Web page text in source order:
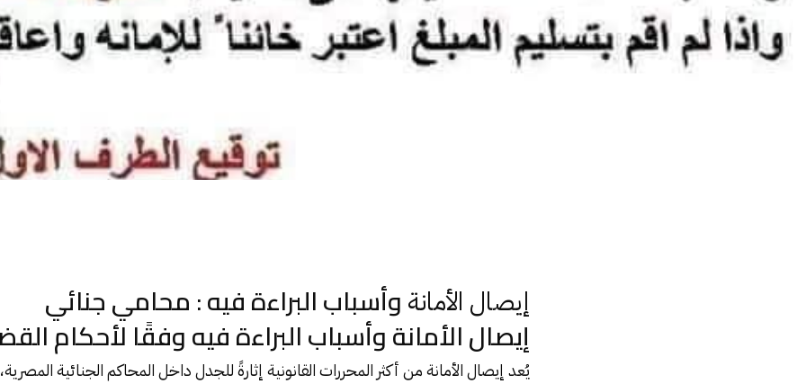
إيصال الأمانة وأسباب البراءة فيه : محامي جنائي
إيصال الأمانة وأسباب البراءة فيه وفقًا لأحكام
يُعد إيصال الأمانةمن أكثر المحررات القانونية إثارةً للجدل داخلالمحاكمالجنائية